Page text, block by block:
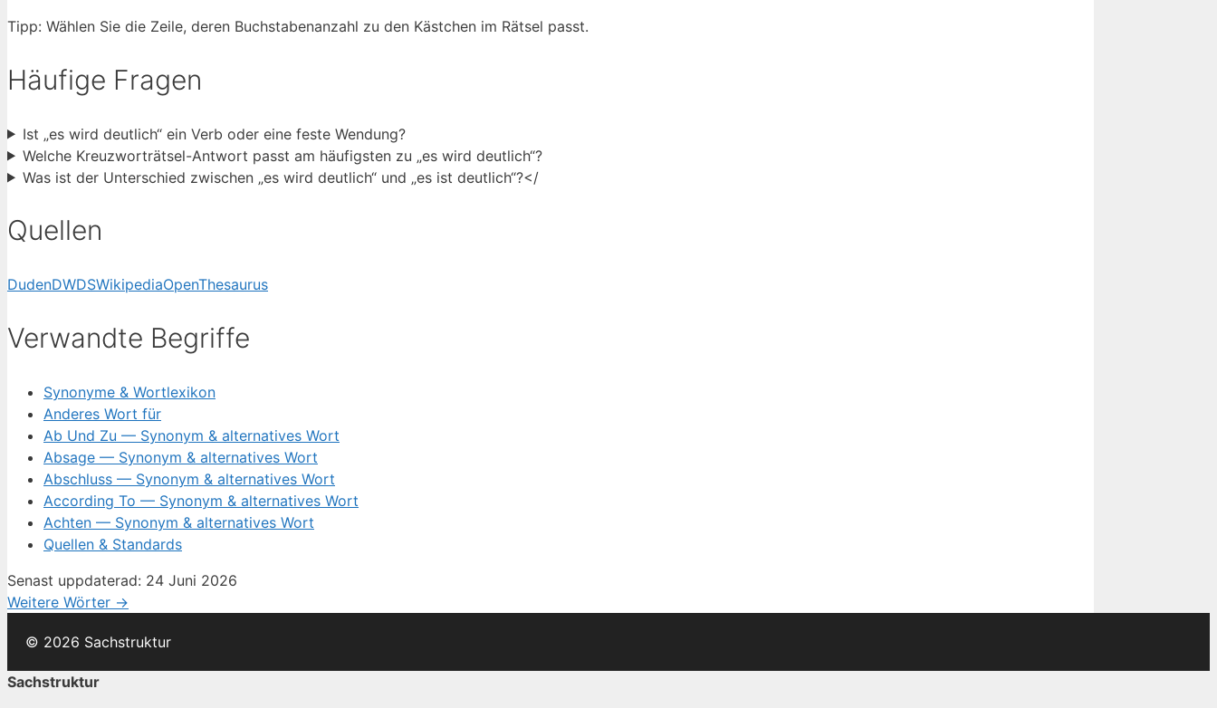
Tipp: Wählen Sie die Zeile, deren Buchstabenanzahl zu den Kästchen im Rätsel passt.
Häufige Fragen
Ist „es wird deutlich“ ein Verb oder eine feste Wendung?
Welche Kreuzworträtsel-Antwort passt am häufigsten zu „es wird deutlich“?
Was ist der Unterschied zwischen „es wird deutlich“ und „es ist deutlich“?</
Quellen
DudenDWDSWikipediaOpenThesaurus
Verwandte Begriffe
Synonyme & Wortlexikon
Anderes Wort für
Ab Und Zu — Synonym & alternatives Wort
Absage — Synonym & alternatives Wort
Abschluss — Synonym & alternatives Wort
According To — Synonym & alternatives Wort
Achten — Synonym & alternatives Wort
Quellen & Standards
Senast uppdaterad: 24 Juni 2026
Weitere Wörter →
© 2026 Sachstruktur
Sachstruktur